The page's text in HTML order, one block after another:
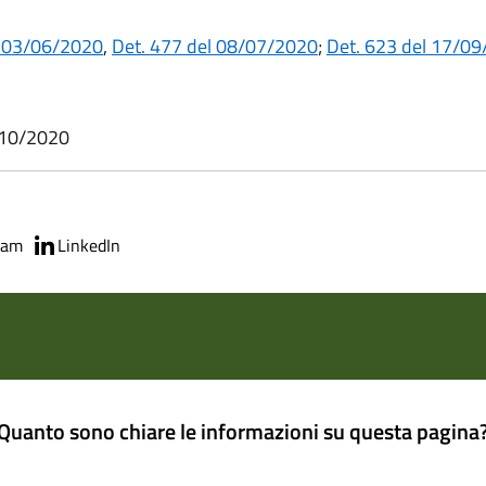
06/2020, Det. 477 del 08/07/2020; Det. 623 del 17/
2020
LinkedIn
sono chiare le informazioni su questa